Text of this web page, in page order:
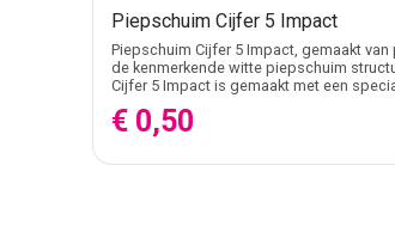
Piepschuim Cijfer 5 Impact
Piepschuim Cijfer 5 Impact, gemaakt
de kenmerkende witte piepschuim
Cijfer 5 Impact is gemaakt met een
€ 0,50